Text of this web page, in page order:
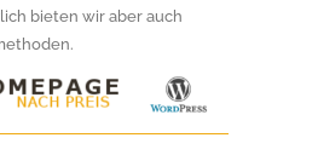
bieten wir aber auch